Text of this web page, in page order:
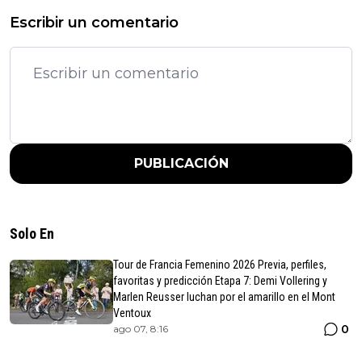
Escribir un comentario
PUBLICACIÓN
Solo En
Tour de Francia Femenino 2026 Previa, perfiles,
favoritas y predicción Etapa 7: Demi Vollering y
Marlen Reusser luchan por el amarillo en el Mont
Ventoux
ago 07, 8:16 0